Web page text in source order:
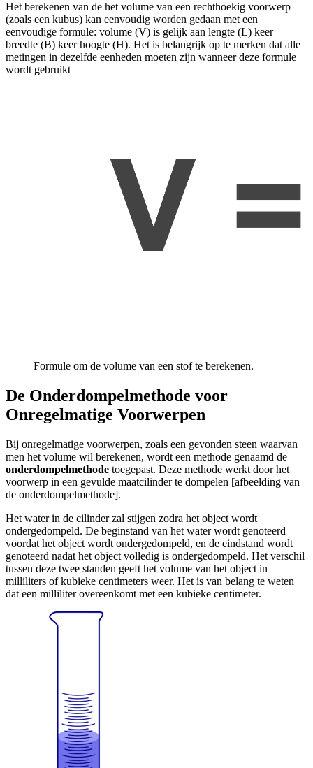
Het berekenen van de het volume van een rechthoekig voorwerp
(zoals een kubus) kan eenvoudig worden gedaan met een
eenvoudige formule: volume (V) is gelijk aan lengte (L) keer
breedte (B) keer hoogte (H). Het is belangrijk op te merken dat alle
metingen in dezelfde eenheden moeten zijn wanneer deze formule
wordt gebruikt
Formule om de volume van een stof te berekenen.
De Onderdompelmethode voor
Onregelmatige Voorwerpen
Bij onregelmatige voorwerpen, zoals een gevonden steen waarvan
men het volume wil berekenen, wordt een methode genaamd de
onderdompelmethode toegepast. Deze methode werkt door het
voorwerp in een gevulde maatcilinder te dompelen [afbeelding van
de onderdompelmethode].
Het water in de cilinder zal stijgen zodra het object wordt
ondergedompeld. De beginstand van het water wordt genoteerd
voordat het object wordt ondergedompeld, en de eindstand wordt
genoteerd nadat het object volledig is ondergedompeld. Het verschil
tussen deze twee standen geeft het volume van het object in
milliliters of kubieke centimeters weer. Het is van belang te weten
dat een milliliter overeenkomt met een kubieke centimeter.